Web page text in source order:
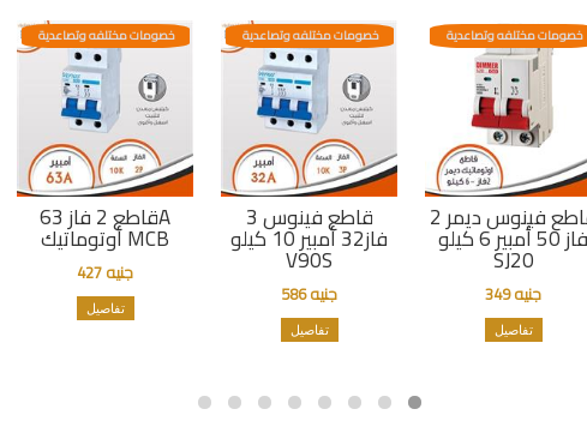
قاطع 2 فاز 63A
أوتوماتيك MCB
خصومات مختلفه وتصاعدية
جنيه 427
تفاصيل
قاطع فينوس 3
فاز32 أمبير 10 كيلو
V90S
خصومات مختلفه وتصاعدية
جنيه 586
تفاصيل
قاطع فينوس ديمر 2
فاز 50 أمبير 6 كيلو
SJ20
خصومات مختلفه وتصاعدية
جنيه 349
تفاصيل